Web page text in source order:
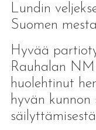
Lundin
Suomen
Hyvää
Rauhalan
huolehtinut
hyvän kunnon